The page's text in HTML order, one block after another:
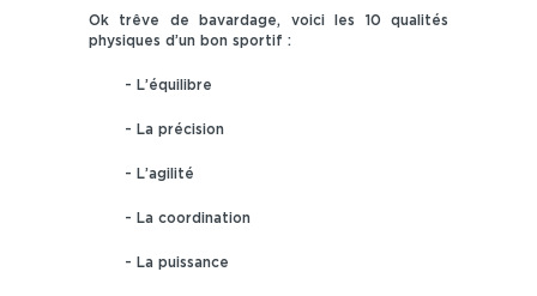
Ok trêve de bavardage, voici les 10 qualités
physiques d’un bon sportif :
- L’équilibre
- La précision
- L’agilité
- La coordination
- La puissance